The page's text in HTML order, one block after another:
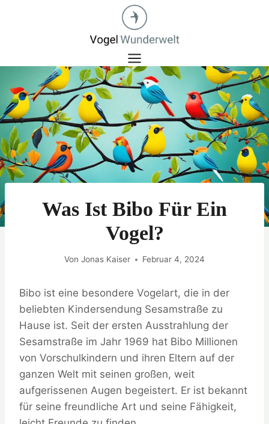
Was Ist Bibo Für Ein
Vogel?
Von Jonas Kaiser Februar 4, 2024
Bibo ist eine besondere Vogelart, die in der
beliebten Kindersendung Sesamstraße zu
Hause ist. Seit der ersten Ausstrahlung der
Sesamstraße im Jahr 1969 hat Bibo Millionen
von Vorschulkindern und ihren Eltern auf der
ganzen Welt mit seinen großen, weit
aufgerissenen Augen begeistert. Er ist bekannt
für seine freundliche Art und seine Fähigkeit,